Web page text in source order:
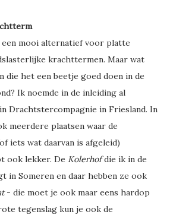
een mooi alternatief voor platte
krachttermen. Maar wat
die het een beetje goed doen in de
Ik noemde in de inleiding al
Drachtstercompagnie in Friesland. In
meerdere plaatsen waar de
iets wat daarvan is afgeleid)
ook lekker. De Kolerhofdie ik in de
in Someren en daar hebben ze ook
- die moet je ook maar eens hardop
tegenslag kun je ook de